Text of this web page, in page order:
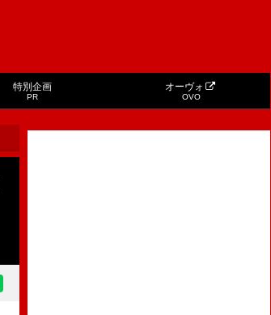
特別企画
PR
オーヴォ
OVO